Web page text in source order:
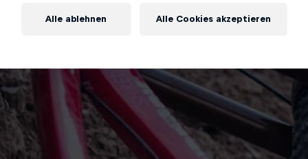
Alle ablehnen Alle Cookies akzeptieren